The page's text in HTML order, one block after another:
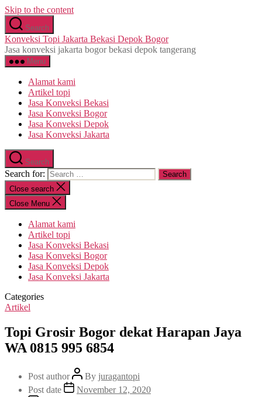
Skip to the content
Search
Konveksi Topi Jakarta Bekasi Depok Bogor
Jasa konveksi jakarta bogor bekasi depok tangerang
Menu
Alamat kami
Artikel topi
Jasa Konveksi Bekasi
Jasa Konveksi Bogor
Jasa Konveksi Depok
Jasa Konveksi Jakarta
Search
Search for:
Close search
Close Menu
Alamat kami
Artikel topi
Jasa Konveksi Bekasi
Jasa Konveksi Bogor
Jasa Konveksi Depok
Jasa Konveksi Jakarta
Categories
Artikel
Topi Grosir Bogor dekat Harapan Jaya
WA 0815 995 6854
Post author By juragantopi
Post date
November 12, 2020